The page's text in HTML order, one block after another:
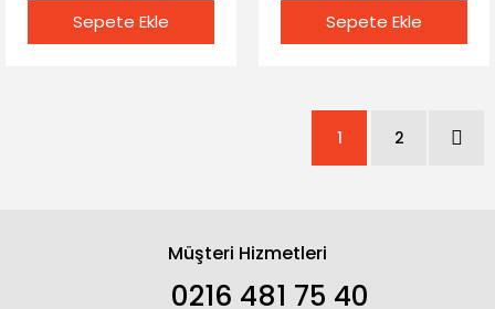
Sepete Ekle Sepete Ekle
1 2
Müşteri Hizmetleri
0216 481 75 40